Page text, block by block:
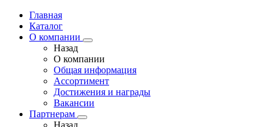
Главная
Каталог
О компании
Назад
О компании
Общая информация
Ассортимент
Достижения и награды
Вакансии
Партнерам
Назад